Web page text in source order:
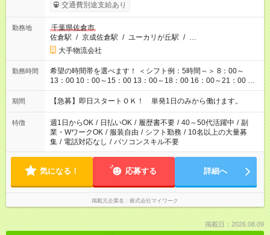
交通費別途支給あり
勤務地
千葉県佐倉市
佐倉駅 / 京成佐倉駅 / ユーカリが丘駅 / …
大手物流会社
勤務時間
希望の時間帯を選べます！ ＜シフト例：5時間～＞ 8：00～
13：00 10：00～15：00 13：00～18：00 16：00～21：00 ＜
シフト例：8時間～＞ ・10：00～19：00 ・13：00～22：00 ・
22：00～翌6：00 など！是非ご希望をお聞かせください！
期間 【急募】即日スタートＯＫ！ 単発1日のみから働けます。
特徴 週1日からOK / 日払いOK / 履歴書不要 / 40～50代活躍中 / 副
業・WワークOK / 服装自由 / シフト勤務 / 10名以上の大量募
集 / 電話対応なし / パソコンスキル不要
気になる！ 応募する 詳細へ
掲載元企業名 株式会社マイワーク
掲載日：2026.08.09